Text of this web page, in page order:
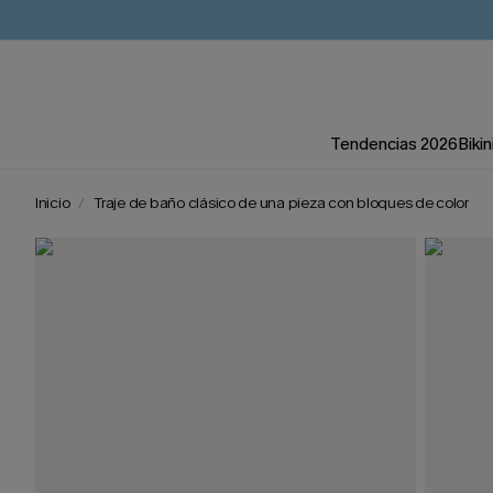
Tendencias 2026
Inicio Traje de baño clásico de una pieza con bloques de color